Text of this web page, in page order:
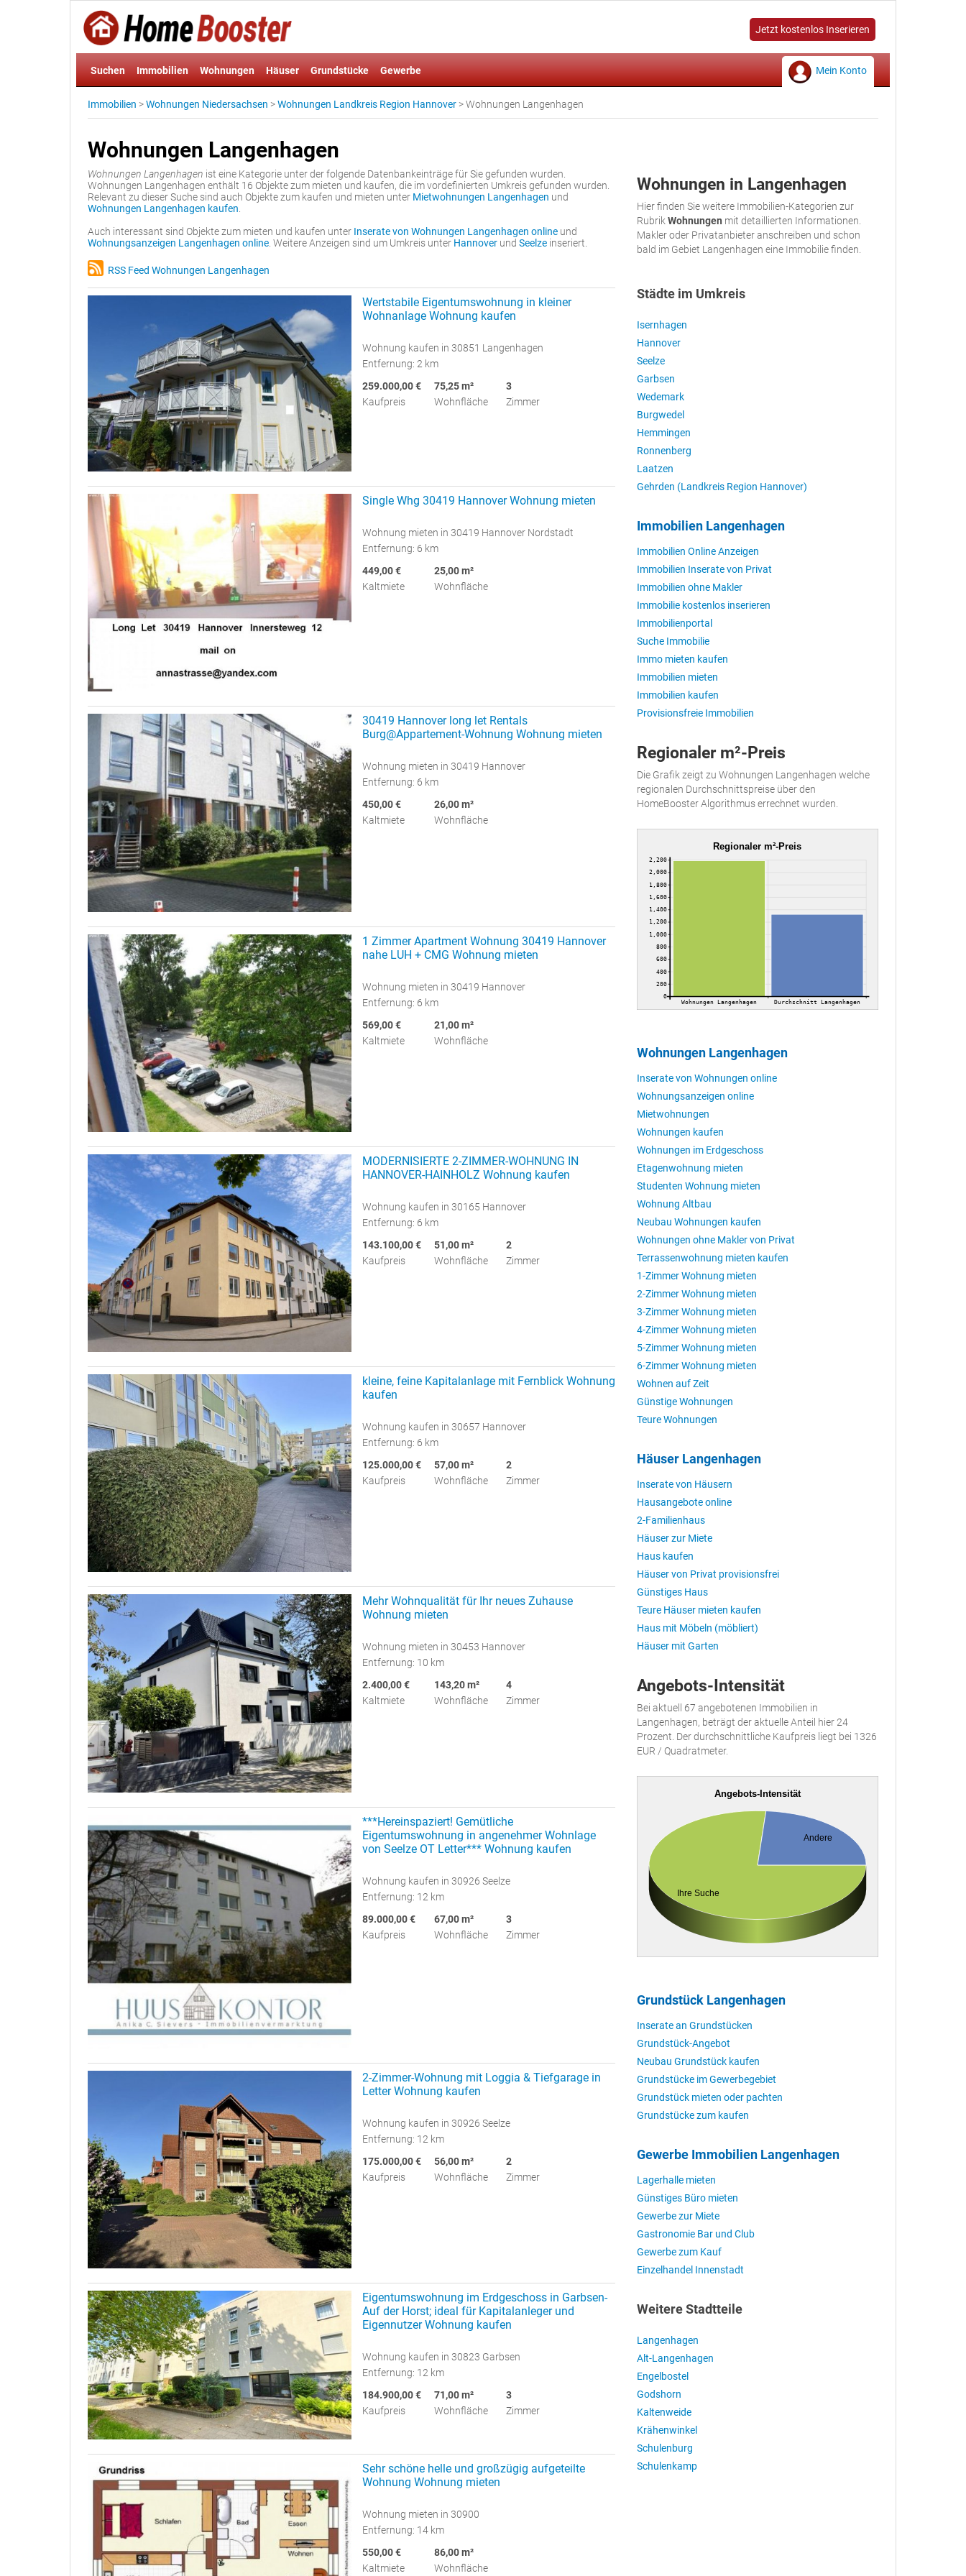
Jetzt kostenlos Inserieren
Suchen Immobilien Wohnungen Häuser Grundstücke Gewerbe Mein Konto
Immobilien >Wohnungen Niedersachsen >Wohnungen Landkreis Region Hannover >Wohnungen Langenhagen
Wohnungen Langenhagen
Wohnungen Langenhagen ist eine Kategorie unter der folgende Datenbankeinträge für Sie gefunden wurden.
Wohnungen Langenhagen enthält 16 Objekte zum mieten und kaufen, die im vordefinierten Umkreis gefunden wurden.
Relevant zu dieser Suche sind auch Objekte zum kaufen und mieten unter Mietwohnungen Langenhagen und
Wohnungen Langenhagen kaufen
Auch interessant sind Objekte zum mieten und kaufen unter Inserate von Wohnungen Langenhagen online und
Wohnungsanzeigen Langenhagen online . Weitere Anzeigen sind um Umkreis unter Hannover und Seelze inseriert.
RSS Feed Wohnungen Langenhagen
Wertstabile Eigentumswohnung in kleiner
Wohnanlage Wohnung kaufen
Wohnung kaufen in 30851 Langenhagen
Entfernung: 2 km
259.000,00 €
Kaufpreis
75,25 m²
Wohnfläche
3
Zimmer
Single Whg 30419 Hannover Wohnung mieten
Wohnung mieten in 30419 Hannover Nordstadt
Entfernung: 6 km
449,00 €
Kaltmiete
25,00 m²
Wohnfläche
30419 Hannover long let Rentals
Burg@Appartement-Wohnung Wohnung mieten
Wohnung mieten in 30419 Hannover
Entfernung: 6 km
450,00 €
Kaltmiete
26,00 m²
Wohnfläche
1 Zimmer Apartment Wohnung 30419 Hannover
nahe LUH + CMG Wohnung mieten
Wohnung mieten in 30419 Hannover
Entfernung: 6 km
569,00 €
Kaltmiete
21,00 m²
Wohnfläche
MODERNISIERTE 2-ZIMMER-WOHNUNG IN
HANNOVER-HAINHOLZ Wohnung kaufen
Wohnung kaufen in 30165 Hannover
Entfernung: 6 km
143.100,00 €
Kaufpreis
51,00 m²
Wohnfläche
2
Zimmer
kleine, feine Kapitalanlage mit Fernblick Wohnung
kaufen
Wohnung kaufen in 30657 Hannover
Entfernung: 6 km
125.000,00 €
Kaufpreis
57,00 m²
Wohnfläche
2
Zimmer
Mehr Wohnqualität für Ihr neues Zuhause
Wohnung mieten
Wohnung mieten in 30453 Hannover
Entfernung: 10 km
2.400,00 €
Kaltmiete
143,20 m²
Wohnfläche
4
Zimmer
***Hereinspaziert! Gemütliche
Eigentumswohnung in angenehmer Wohnlage
von Seelze OT Letter*** Wohnung kaufen
Wohnung kaufen in 30926 Seelze
Entfernung: 12 km
89.000,00 €
Kaufpreis
67,00 m²
Wohnfläche
3
Zimmer
2-Zimmer-Wohnung mit Loggia & Tiefgarage in
Letter Wohnung kaufen
Wohnung kaufen in 30926 Seelze
Entfernung: 12 km
175.000,00 €
Kaufpreis
56,00 m²
Wohnfläche
2
Zimmer
Eigentumswohnung im Erdgeschoss in Garbsen-
Auf der Horst; ideal für Kapitalanleger und
Eigennutzer Wohnung kaufen
Wohnung kaufen in 30823 Garbsen
Entfernung: 12 km
184.900,00 €
Kaufpreis
71,00 m²
Wohnfläche
3
Zimmer
Sehr schöne helle und großzügig aufgeteilte
Wohnung Wohnung mieten
Wohnung mieten in 30900
Entfernung: 14 km
550,00 €
Kaltmiete
86,00 m²
Wohnfläche
Wohnungen in Langenhagen
Hier finden Sie weitere Immobilien-Kategorien zur
Rubrik Wohnungen mit detaillierten Informationen.
Makler oder Privatanbieter anschreiben und schon
bald im Gebiet Langenhagen eine Immobilie finden.
Städte im Umkreis
Isernhagen
Hannover
Seelze
Garbsen
Wedemark
Burgwedel
Hemmingen
Ronnenberg
Laatzen
Gehrden (Landkreis Region Hannover)
Immobilien Langenhagen
Immobilien Online Anzeigen
Immobilien Inserate von Privat
Immobilien ohne Makler
Immobilie kostenlos inserieren
Immobilienportal
Suche Immobilie
Immo mieten kaufen
Immobilien mieten
Immobilien kaufen
Provisionsfreie Immobilien
Regionaler m²-Preis
Die Grafik zeigt zu Wohnungen Langenhagen welche
regionalen Durchschnittspreise über den
HomeBooster Algorithmus errechnet wurden.
Regionaler m²-Preis
0
200
400
600
800
1,000
1,200
1,400
1,600
1,800
2,000
2,200
Wohnungen Langenhagen Durchschnitt Langenhagen
Wohnungen Langenhagen
Inserate von Wohnungen online
Wohnungsanzeigen online
Mietwohnungen
Wohnungen kaufen
Wohnungen im Erdgeschoss
Etagenwohnung mieten
Studenten Wohnung mieten
Wohnung Altbau
Neubau Wohnungen kaufen
Wohnungen ohne Makler von Privat
Terrassenwohnung mieten kaufen
1-Zimmer Wohnung mieten
2-Zimmer Wohnung mieten
3-Zimmer Wohnung mieten
4-Zimmer Wohnung mieten
5-Zimmer Wohnung mieten
6-Zimmer Wohnung mieten
Wohnen auf Zeit
Günstige Wohnungen
Teure Wohnungen
Häuser Langenhagen
Inserate von Häusern
Hausangebote online
2-Familienhaus
Häuser zur Miete
Haus kaufen
Häuser von Privat provisionsfrei
Günstiges Haus
Teure Häuser mieten kaufen
Haus mit Möbeln (möbliert)
Häuser mit Garten
Angebots-Intensität
Bei aktuell 67 angebotenen Immobilien in
Langenhagen, beträgt der aktuelle Anteil hier 24
Prozent. Der durchschnittliche Kaufpreis liegt bei 1326
EUR / Quadratmeter.
Angebots-Intensität
Ihre Suche
Andere
Grundstück Langenhagen
Inserate an Grundstücken
Grundstück-Angebot
Neubau Grundstück kaufen
Grundstücke im Gewerbegebiet
Grundstück mieten oder pachten
Grundstücke zum kaufen
Gewerbe Immobilien Langenhagen
Lagerhalle mieten
Günstiges Büro mieten
Gewerbe zur Miete
Gastronomie Bar und Club
Gewerbe zum Kauf
Einzelhandel Innenstadt
Weitere Stadtteile
Langenhagen
Alt-Langenhagen
Engelbostel
Godshorn
Kaltenweide
Krähenwinkel
Schulenburg
Schulenkamp